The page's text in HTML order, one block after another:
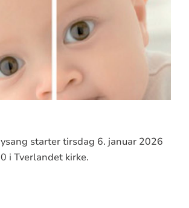
starter tirsdag 6. januar 2026
i Tverlandet kirke.